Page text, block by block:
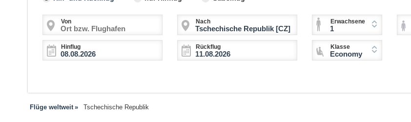
Von Nach
Hinflug Rückflug
Erwachsene
1
Klasse
Economy
Flüge weltweit Tschechische Republik